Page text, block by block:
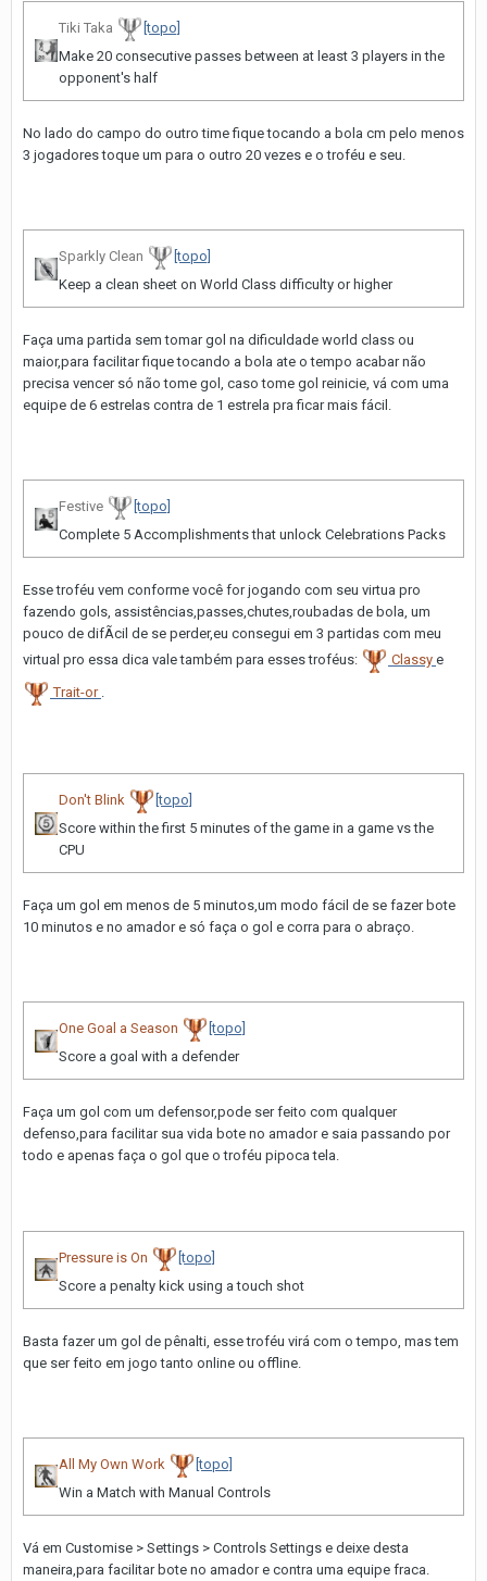
Tiki Taka
[topo]
Make 20 consecutive passes between at least 3 players in the
opponent's half
No lado do campo do outro time fique tocando a bola cm pelo menos
3 jogadores toque um para o outro 20 vezes e o troféu e seu.
Sparkly Clean
[topo]
Keep a clean sheet on World Class difficulty or higher
Faça uma partida sem tomar gol na dificuldade world class ou
maior,para facilitar fique tocando a bola ate o tempo acabar não
precisa vencer só não tome gol, caso tome gol reinicie, vá com uma
equipe de 6 estrelas contra de 1 estrela pra ficar mais fácil.
Festive
[topo]
Complete 5 Accomplishments that unlock Celebrations Packs
Esse troféu vem conforme você for jogando com seu virtua pro
fazendo gols, assistências,passes,chutes,roubadas de bola, um
pouco de difÃ­cil de se perder,eu consegui em 3 partidas com meu
virtual pro essa dica vale também para esses troféus:
Classy e
Trait-or .
Don't Blink
[topo]
Score within the first 5 minutes of the game in a game vs the
CPU
Faça um gol em menos de 5 minutos,um modo fácil de se fazer bote
10 minutos e no amador e só faça o gol e corra para o abraço.
One Goal a Season
[topo]
Score a goal with a defender
Faça um gol com um defensor,pode ser feito com qualquer
defenso,para facilitar sua vida bote no amador e saia passando por
todo e apenas faça o gol que o troféu pipoca tela.
Pressure is On
[topo]
Score a penalty kick using a touch shot
Basta fazer um gol de pênalti, esse troféu virá com o tempo, mas tem
que ser feito em jogo tanto online ou offline.
All My Own Work
[topo]
Win a Match with Manual Controls
Vá em Customise > Settings > Controls Settings e deixe desta
maneira,para facilitar bote no amador e contra uma equipe fraca.